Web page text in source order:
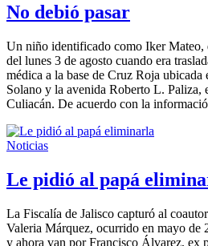
No debió pasar
Un niño identificado como Iker Mateo,
del lunes 3 de agosto cuando era
médica a la base de Cruz Roja
Solano y la avenida Roberto L. Paliza,
Culiacán. De acuerdo con la
Noticias
Le pidió al papá
La Fiscalía de Jalisco capturó al
Valeria Márquez, ocurrido en mayo de
y ahora van por Francisco Álvarez, ex